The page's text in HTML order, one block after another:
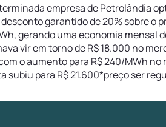
empresa de Petrolândia
garantido de 20% sobre o
gerando uma economia mensal
vir em torno de R$ 18.000 no
o aumento para R$ 240/MWh no
subiu para R$ 21.600*preço ser